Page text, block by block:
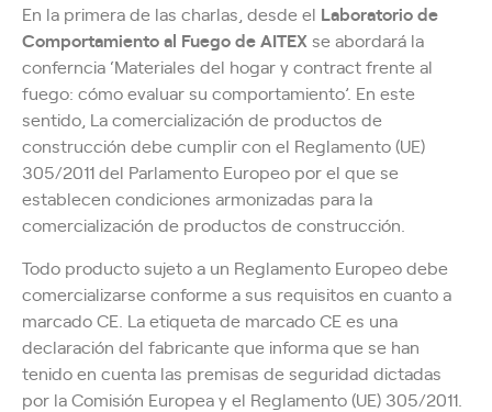
En la primera de las charlas, desde el Laboratorio de
Comportamiento al Fuego de AITEXse abordará la
conferncia ‘Materiales del hogar y contract frente al
fuego: cómo evaluar su comportamiento’. En este
sentido, La comercialización de productos de
construcción debe cumplir con el Reglamento (UE)
305/2011 del Parlamento Europeo por el que se
establecen condiciones armonizadas para la
comercialización de productos de construcción.
Todo producto sujeto a un Reglamento Europeo debe
comercializarse conforme a sus requisitos en cuanto a
marcado CE. La etiqueta de marcado CE es una
declaración del fabricante que informa que se han
tenido en cuenta las premisas de seguridad dictadas
por la Comisión Europea y el Reglamento (UE) 305/2011.